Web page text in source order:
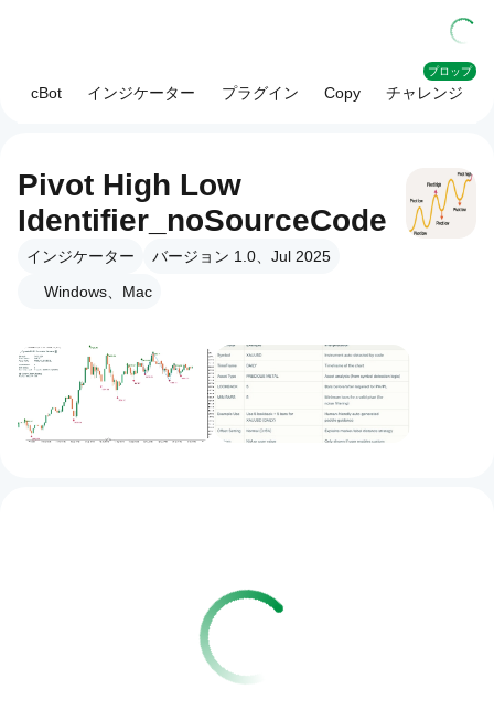
cBot インジケーター プラグイン Copy チャレンジ
プロップ
Pivot High Low
Identifier_noSourceCode
インジケーター
バージョン 1.0、Jul 2025
Windows、Mac